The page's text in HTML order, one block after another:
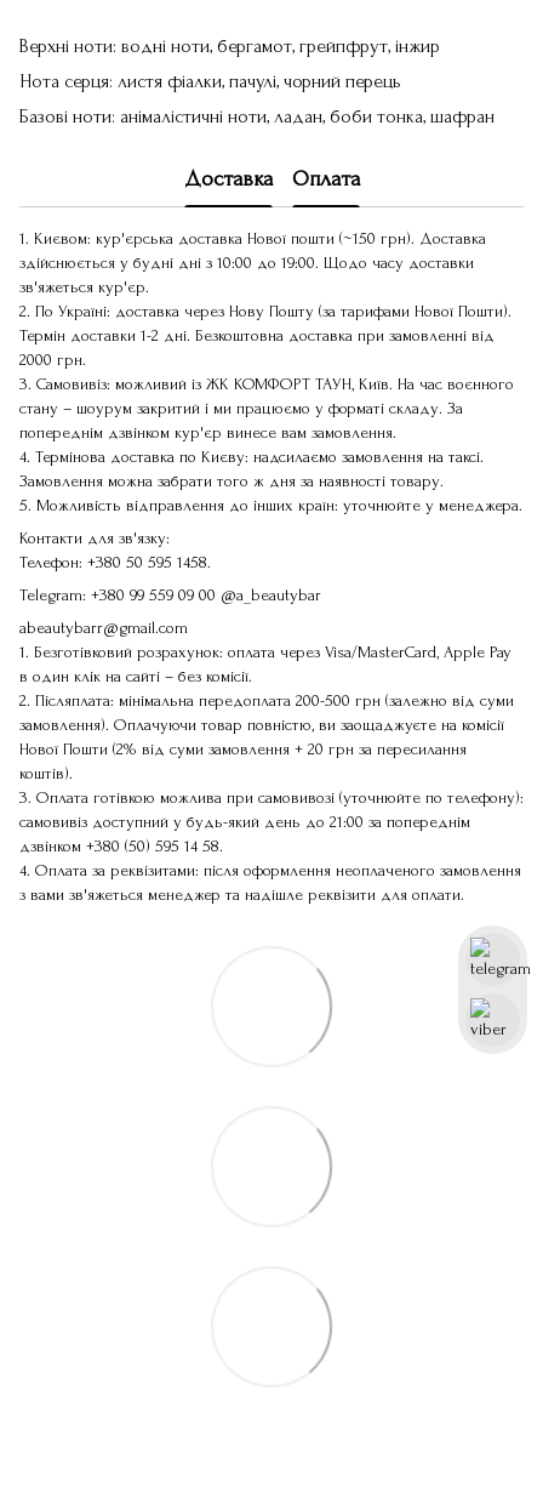
Верхні ноти: водні ноти, бергамот, грейпфрут, інжир
Нота серця: листя фіалки, пачулі, чорний перець
Базові ноти: анімалістичні ноти, ладан, боби тонка, шафран
Доставка Оплата
1. Києвом: кур'єрська доставка Нової пошти (~150 грн). Доставка
здійснюється у будні дні з 10:00 до 19:00. Щодо часу доставки
зв'яжеться кур'єр.
2. По Україні: доставка через Нову Пошту (за тарифами Нової Пошти).
Термін доставки 1-2 дні. Безкоштовна доставка при замовленні від
2000 грн.
3. Самовивіз: можливий із ЖК КОМФОРТ ТАУН, Київ. На час воєнного
стану – шоурум закритий і ми працюємо у форматі складу. За
попереднім дзвінком кур'єр винесе вам замовлення.
4. Термінова доставка по Києву: надсилаємо замовлення на таксі.
Замовлення можна забрати того ж дня за наявності товару.
5. Можливість відправлення до інших країн: уточнюйте у менеджера.
Контакти для зв'язку:
Телефон: +380 50 595 1458.
Telegram: +380 99 559 09 00 @a_beautybar
abeautybarr@gmail.com
1. Безготівковий розрахунок: оплата через Visa/MasterCard, Apple Pay
в один клік на сайті – без комісії.
2. Післяплата: мінімальна передоплата 200-500 грн (залежно від суми
замовлення). Оплачуючи товар повністю, ви заощаджуєте на комісії
Нової Пошти (2% від суми замовлення + 20 грн за пересилання
коштів).
3. Оплата готівкою можлива при самовивозі (уточнюйте по телефону):
самовивіз доступний у будь-який день до 21:00 за попереднім
дзвінком +380 (50) 595 14 58.
4. Оплата за реквізитами: після оформлення неоплаченого замовлення
з вами зв'яжеться менеджер та надішле реквізити для оплати.